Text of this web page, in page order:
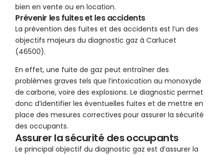
bien en vente ou en location.
Prévenir les fuites et les accidents
La prévention des fuites et des accidents est l’un des
objectifs majeurs du diagnostic gaz à Carlucet
(46500).
En effet, une fuite de gaz peut entraîner des
problèmes graves tels que l’intoxication au monoxyde
de carbone, voire des explosions. Le diagnostic permet
donc d’identifier les éventuelles fuites et de mettre en
place des mesures correctives pour assurer la sécurité
des occupants.
Assurer la sécurité des occupants
Le principal objectif du diagnostic gaz est d’assurer la